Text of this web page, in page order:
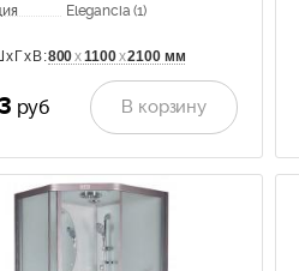
Elegancia (1)
800х1100х2100 мм
руб В корзину